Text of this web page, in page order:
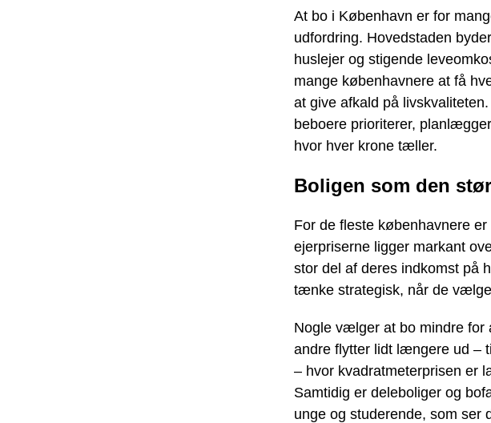
At bo i København er for
udfordring. Hovedstaden
huslejer og stigende
mange københavnere at få
at give afkald på
beboere prioriterer,
hvor hver krone tæller.
Boligen som den
For de fleste københavnere
ejerpriserne ligger markant
stor del af deres indkomst på
tænke strategisk, når de
Nogle vælger at bo mindre for
andre flytter lidt længere ud –
– hvor kvadratmeterprisen er
Samtidig er deleboliger og
unge og studerende, som ser